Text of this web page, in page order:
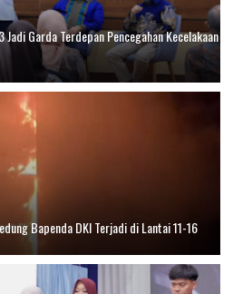
Garda Terdepan Pencegahan Kecelakaan
Bapenda DKI Terjadi di Lantai 11-16